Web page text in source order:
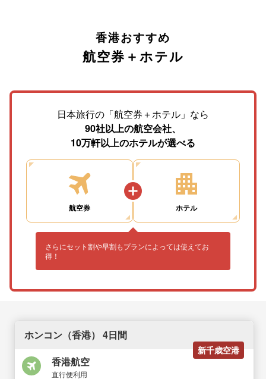
香港おすすめ
航空券＋ホテル
日本旅行の「航空券＋ホテル」なら
90社以上の航空会社、
10万軒以上のホテルが選べる
航空券 ホテル
さらにセット割や早割もプランによっては使えてお
得！
ホンコン（香港） 4日間
新千歳空港
香港航空
直行便利用